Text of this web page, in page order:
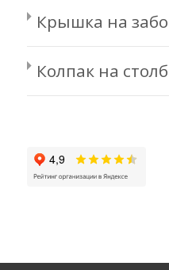
Крышка на
Колпак на